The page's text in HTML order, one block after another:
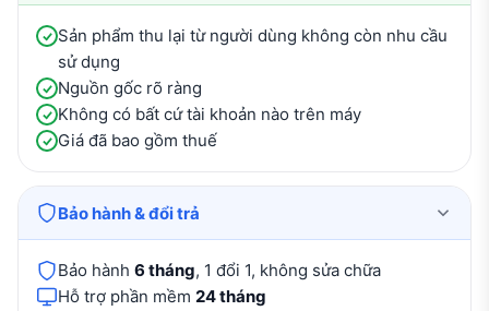
Sản phẩm thu lại từ người dùng không còn nhu cầu
sử dụng
Nguồn gốc rõ ràng
Không có bất cứ tài khoản nào trên máy
Giá đã bao gồm thuế
Bảo hành & đổi trả
Bảo hành 6 tháng, 1 đổi 1, không sửa chữa
Hỗ trợ phần mềm 24 tháng